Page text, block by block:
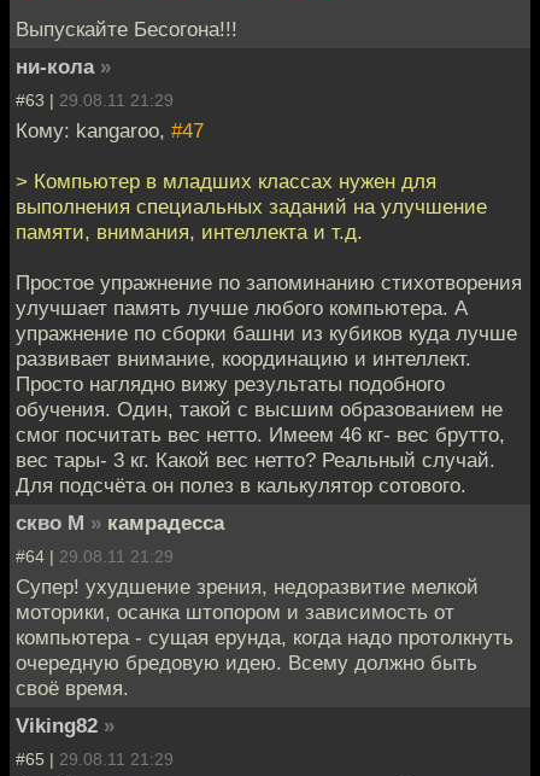
Выпускайте Бесогона!!!
ни-кола »
#63 | 29.08.11 21:29
Кому: kangaroo, #47
> Компьютер в младших классах нужен для
выполнения специальных заданий на улучшение
памяти, внимания, интеллекта и т.д.
Простое упражнение по запоминанию стихотворения
улучшает память лучше любого компьютера. А
упражнение по сборки башни из кубиков куда лучше
развивает внимание, координацию и интеллект.
Просто наглядно вижу результаты подобного
обучения. Один, такой с высшим образованием не
смог посчитать вес нетто. Имеем 46 кг- вес брутто,
вес тары- 3 кг. Какой вес нетто? Реальный случай.
Для подсчёта он полез в калькулятор сотового.
скво М » камрадесса
#64 | 29.08.11 21:29
Супер! ухудшение зрения, недоразвитие мелкой
моторики, осанка штопором и зависимость от
компьютера - сущая ерунда, когда надо протолкнуть
очередную бредовую идею. Всему должно быть
своё время.
Viking82 »
#65 | 29.08.11 21:29